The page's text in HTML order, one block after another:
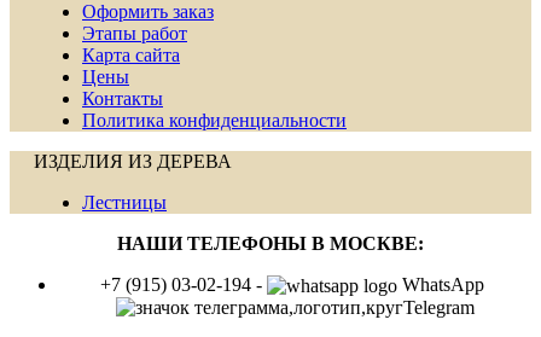
Оформить заказ
Этапы работ
Карта сайта
Цены
Контакты
Политика конфиденциальности
ИЗДЕЛИЯ ИЗ ДЕРЕВА
Лестницы
НАШИ ТЕЛЕФОНЫ В МОСКВЕ:
+7 (915) 03-02-194 -
WhatsApp
Telegram